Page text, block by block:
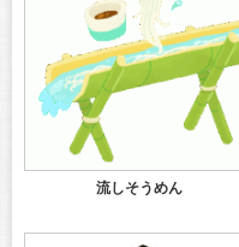
流しそうめん